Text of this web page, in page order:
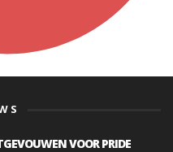
VOOR PRIDE